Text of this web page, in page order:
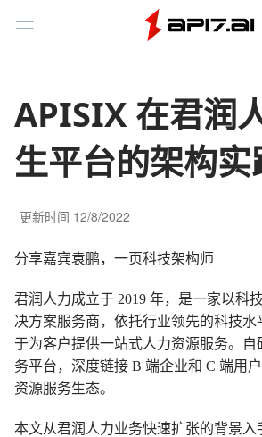
Toggle Menu
APISIX 在君润
生平台的架构实
更新时间 12/8/2022
分享嘉宾袁鹏，一页科技架构师
君润人力成立于 2019 年，是一家以科
决方案服务商，依托行业领先的科技水
于为客户提供一站式人力资源服务。自
务平台，深度链接 B 端企业和 C 端用
资源服务生态。
本文从君润人力业务快速扩张的背景入